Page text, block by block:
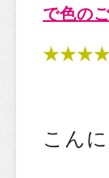
で色の
こん